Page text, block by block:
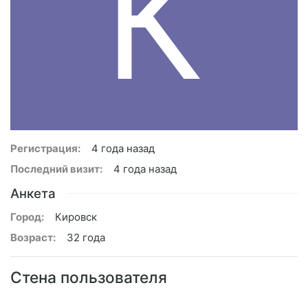
Регистрация:
4 года назад
Последний визит:
4 года назад
Анкета
Город:
Кировск
Возраст:
32 года
Стена пользователя